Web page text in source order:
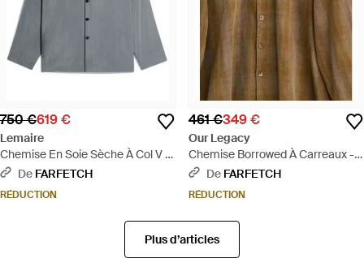
750 €619 €
Lemaire
Chemise En Soie Sèche À Col V -
GrisDe FARFETCH
RÉDUCTION
461 €349 €
Our Legacy
Chemise Borrowed À Carreaux -
Marron
De FARFETCH
RÉDUCTION
Plus d’articles